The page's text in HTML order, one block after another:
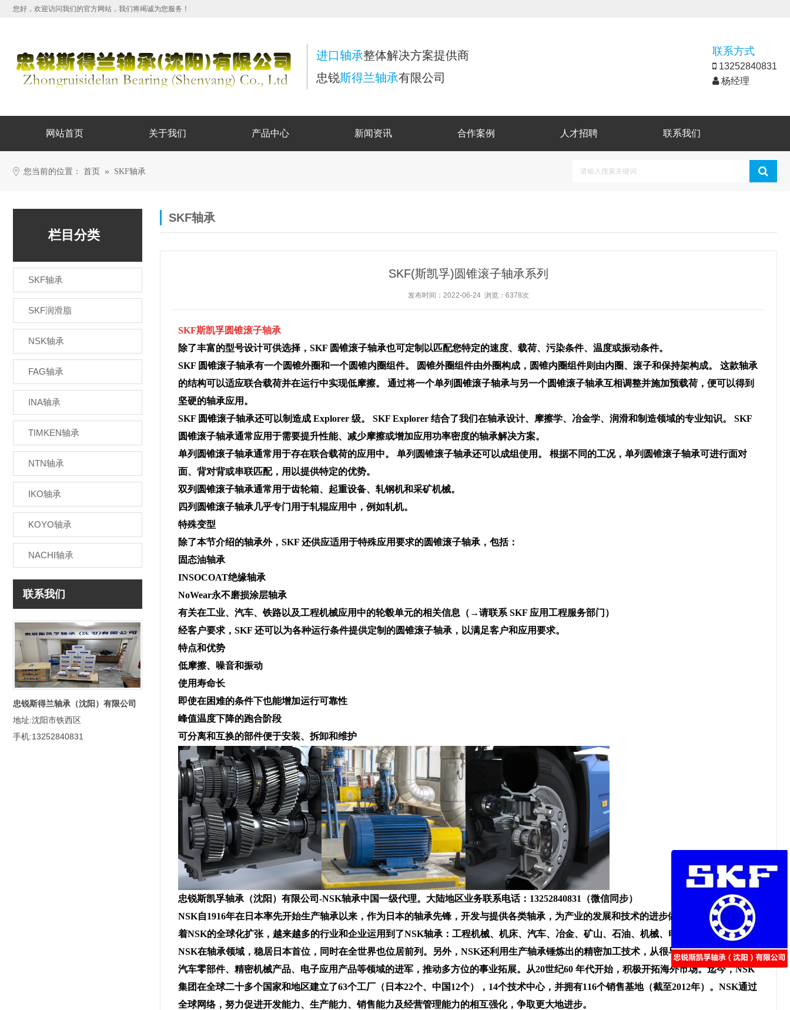
您好，欢迎访问我们的官方网站，我们将竭诚为您服务！
进口轴承整体解决方案提供商
忠锐斯得兰轴承有限公司
联系方式
13252840831
杨经理
网站首页 关于我们 产品中心 新闻资讯 合作案例 人才招聘 联系我们
您当前的位置： 首页 » SKF轴承
栏目分类
SKF轴承
SKF润滑脂
NSK轴承
FAG轴承
INA轴承
TIMKEN轴承
NTN轴承
IKO轴承
KOYO轴承
NACHI轴承
联系我们
忠锐斯得兰轴承（沈阳）有限公司
地址:沈阳市铁西区
手机:13252840831
SKF轴承
SKF(斯凯孚)圆锥滚子轴承系列
发布时间：2022-06-24 浏览：6378次
SKF斯凯孚圆锥滚子轴承
除了丰富的型号设计可供选择，SKF 圆锥滚子轴承也可定制以匹配您特定的速度、载荷、污染条件、温度或振动条件。
SKF 圆锥滚子轴承有一个圆锥外圈和一个圆锥内圈组件。 圆锥外圈组件由外圈构成，圆锥内圈组件则由内圈、滚子和保持架构成。 这款轴承
的结构可以适应联合载荷并在运行中实现低摩擦。 通过将一个单列圆锥滚子轴承与另一个圆锥滚子轴承互相调整并施加预载荷，便可以得到
坚硬的轴承应用。
SKF 圆锥滚子轴承还可以制造成 Explorer 级。 SKF Explorer 结合了我们在轴承设计、摩擦学、冶金学、润滑和制造领域的专业知识。 SKF
圆锥滚子轴承通常应用于需要提升性能、减少摩擦或增加应用功率密度的轴承解决方案。
单列圆锥滚子轴承通常用于存在联合载荷的应用中。 单列圆锥滚子轴承还可以成组使用。 根据不同的工况，单列圆锥滚子轴承可进行面对
面、背对背或串联匹配，用以提供特定的优势。
双列圆锥滚子轴承通常用于齿轮箱、起重设备、轧钢机和采矿机械。
四列圆锥滚子轴承几乎专门用于轧辊应用中，例如轧机。
特殊变型
除了本节介绍的轴承外，SKF 还供应适用于特殊应用要求的圆锥滚子轴承，包括：
固态油轴承
INSOCOAT绝缘轴承
NoWear永不磨损涂层轴承
有关在工业、汽车、铁路以及工程机械应用中的轮毂单元的相关信息（→请联系 SKF 应用工程服务部门）
经客户要求，SKF 还可以为各种运行条件提供定制的圆锥滚子轴承，以满足客户和应用要求。
特点和优势
低摩擦、噪音和振动
使用寿命长
即使在困难的条件下也能增加运行可靠性
峰值温度下降的跑合阶段
可分离和互换的部件便于安装、拆卸和维护
忠锐斯凯孚轴承（沈阳）有限公司-NSK轴承中国一级代理。大陆地区业务联系电话：13252840831（微信同步）
NSK自1916年在日本率先开始生产轴承以来，作为日本的轴承先锋，开发与提供各类轴承，为产业的发展和技术的进步做出了巨大贡献。随
着NSK的全球化扩张，越来越多的行业和企业运用到了NSK轴承：工程机械、机床、汽车、冶金、矿山、石油、机械、电力、铁路等行业。
NSK在轴承领域，稳居日本首位，同时在全世界也位居前列。另外，NSK还利用生产轴承锤炼出的精密加工技术，从很早以前就开始通过向
汽车零部件、精密机械产品、电子应用产品等领域的进军，推动多方位的事业拓展。从20世纪60 年代开始，积极开拓海外市场。迄今，NSK
集团在全球二十多个国家和地区建立了63个工厂（日本22个、中国12个），14个技术中心，并拥有116个销售基地（截至2012年）。NSK通过
全球网络，努力促进开发能力、生产能力、销售能力及经营管理能力的相互强化，争取更大地进步。